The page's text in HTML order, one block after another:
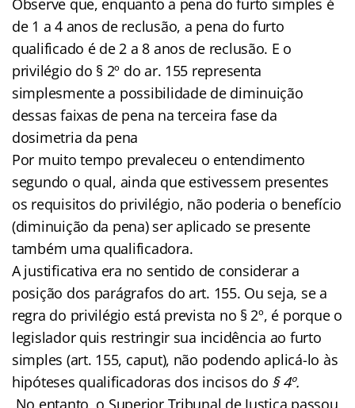
Observe que, enquanto a pena do furto simples é
de 1 a 4 anos de reclusão, a pena do furto
qualificado é de 2 a 8 anos de reclusão. E o
privilégio do § 2º do ar. 155 representa
simplesmente a possibilidade de diminuição
dessas faixas de pena na terceira fase da
dosimetria da pena
Por muito tempo prevaleceu o entendimento
segundo o qual, ainda que estivessem presentes
os requisitos do privilégio, não poderia o benefício
(diminuição da pena) ser aplicado se presente
também uma qualificadora.
A justificativa era no sentido de considerar a
posição dos parágrafos do art. 155. Ou seja, se a
regra do privilégio está prevista no § 2º, é porque o
legislador quis restringir sua incidência ao furto
simples (art. 155, caput), não podendo aplicá-lo às
hipóteses qualificadoras dos incisos do § 4º.
No entanto, o Superior Tribunal de Justiça passou